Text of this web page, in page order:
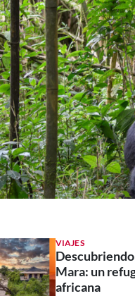
VIAJES
Mara: un
africana